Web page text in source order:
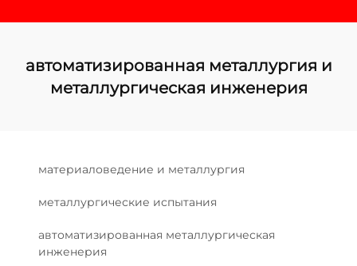
автоматизированная металлургия и
металлургическая инженерия
материаловедение и металлургия
металлургические испытания
автоматизированная металлургическая
инженерия